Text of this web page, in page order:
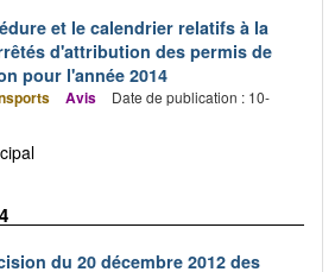
et le calendrier relatifs à la
d'attribution des permis de
pour l'année 2014
Avis
Date de publication : 10-
du 20 décembre 2012 des